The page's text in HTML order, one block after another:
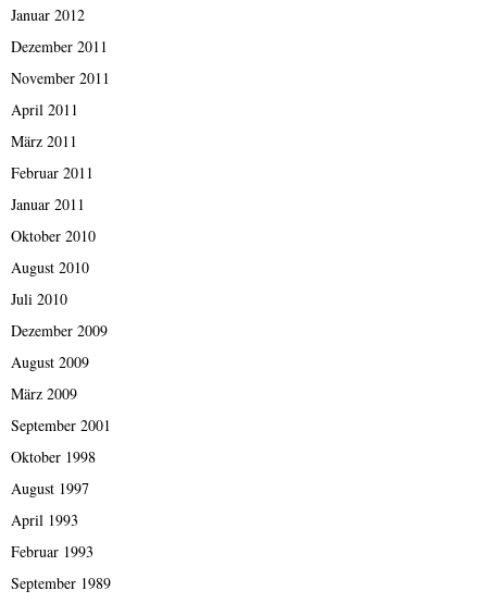
Januar 2012
Dezember 2011
November 2011
April 2011
März 2011
Februar 2011
Januar 2011
Oktober 2010
August 2010
Juli 2010
Dezember 2009
August 2009
März 2009
September 2001
Oktober 1998
August 1997
April 1993
Februar 1993
September 1989